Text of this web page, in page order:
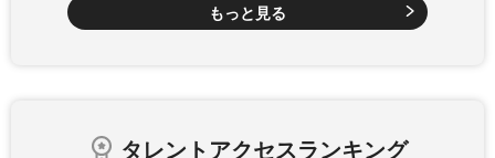
もっと見る
タレントアクセスランキング